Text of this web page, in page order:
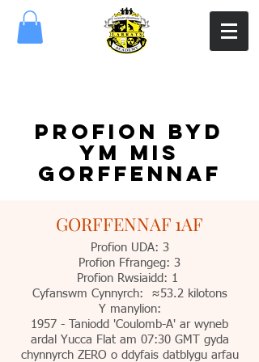
PROFION BYD
YM MIS
GORFFENNAF
GORFFENNAF 1AF
Profion UDA: 3
Profion Ffrangeg: 3
Profion Rwsiaidd: 1
Cyfanswm Cynnyrch: ≈53.2 kilotons
Y manylion:
1957 - Taniodd 'Coulomb-A' ar wyneb
ardal Yucca Flat am 07:30 GMT gyda
chynnyrch ZERO o ddyfais datblygu arfau